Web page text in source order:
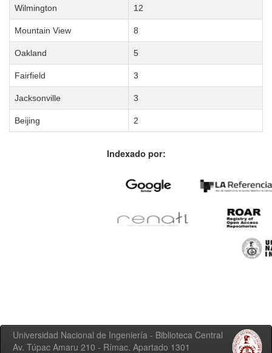
Wilmington 12
Mountain View 8
Oakland 5
Fairfield 3
Jacksonville 3
Beijing 2
Indexado por:
Universidad Nacional de Ingeniería - Biblioteca Central
Av. Túpac Amaru 210 - Rímac. Apartado 1301